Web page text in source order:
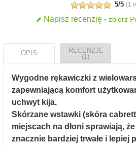
5/5 (1
Napisz recenzję - zbierz
OPIS
RECENZJE
(1)
Wygodne rękawiczki z
zapewniającą komfort
uchwyt kija.
Skórzane wstawki (skóra
miejscach na dłoni sprawiają,
znacznie bardziej trwałe i lepiej